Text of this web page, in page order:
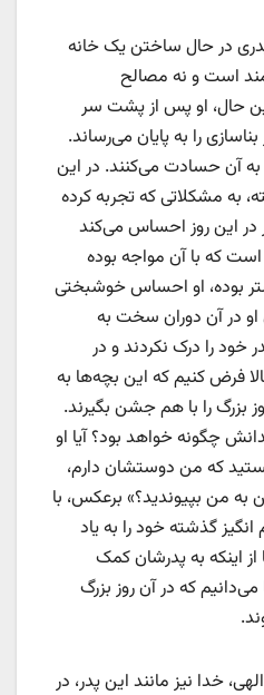
در حال ساختن یک خانه
است و نه مصالح
این حال، او پس از پشت سر
را به پایان می‌رساند.
به آن حسادت می‌کنند. در این
به مشکلاتی که تجربه کرده
در این روز احساس می‌کند
که با آن مواجه بوده
بوده، او احساس خوشبختی
او در آن دوران سخت به
خود را درک نکردند و در
فرض کنیم که این بچه‌ها به
بزرگ را با هم جشن بگیرند.
چگونه خواهد بود؟ آیا او
که من دوستشان دارم،
من بپیوندید؟» برعکس، با
گذشته خود را به یاد
اینکه به پدرشان کمک
که در آن روز بزرگ
خدا نیز مانند این پدر، در